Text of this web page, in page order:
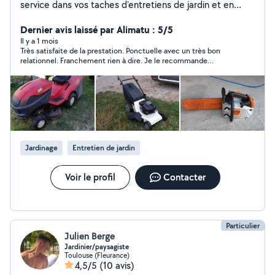
service dans vos taches d'entretiens de jardin et en
Dernier avis laissé par Alimatu : 5/5
Il y a 1 mois
Très satisfaite de la prestation. Ponctuelle avec un très bon
relationnel. Franchement rien à dire. Je le recommande
Jardinage Entretien de jardin
Voir le profil Contacter
Particulier
Julien Berge
Jardinier/paysagiste
Toulouse (Fleurance)
4,5/5 (10 avis)